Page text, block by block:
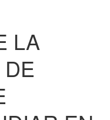
LA